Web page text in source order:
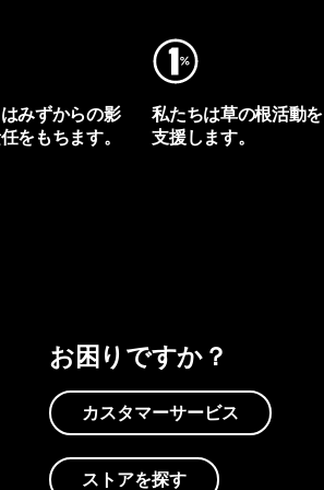
みずからの影
をもちます。
私たちは草の根活動を
支援します。
お困りですか？
カスタマーサービス
ストアを探す